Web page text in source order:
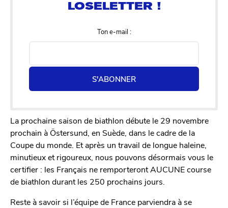
Ton e-mail :
S'ABONNER
La prochaine saison de biathlon débute le 29 novembre
prochain à Östersund, en Suède, dans le cadre de la
Coupe du monde. Et après un travail de longue haleine,
minutieux et rigoureux, nous pouvons désormais vous le
certifier : les Français ne remporteront AUCUNE course
de biathlon durant les 250 prochains jours.
Reste à savoir si l’équipe de France parviendra à se